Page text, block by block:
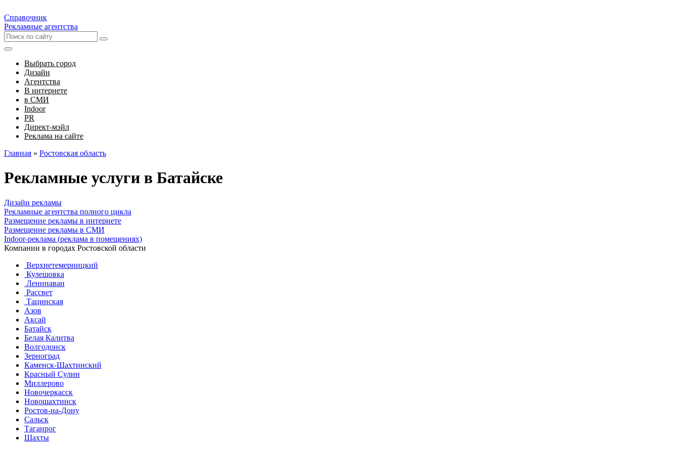
Справочник
Рекламные агентства
Выбрать город
Дизайн
Агентства
В интернете
в СМИ
Indoor
PR
Директ-мэйл
Реклама на сайте
Главная » Ростовская область
Рекламные услуги в Батайске
Дизайн рекламы
Рекламные агентства полного цикла
Размещение рекламы в интернете
Размещение рекламы в СМИ
Indoor-реклама (реклама в помещениях)
Компании в городах Ростовской области
Верхнетемерницкий
Кулешовка
Ленинаван
Рассвет
Тацинская
Азов
Аксай
Батайск
Белая Калитва
Волгодонск
Зерноград
Каменск-Шахтинский
Красный Сулин
Миллерово
Новочеркасск
Новошахтинск
Ростов-на-Дону
Сальск
Таганрог
Шахты